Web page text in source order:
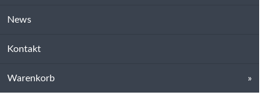
News
Kontakt
Warenkorb